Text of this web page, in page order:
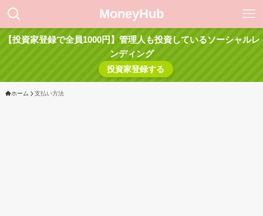
MoneyHub
【投資家登録で全員1000円】管理人も投資しているソーシャルレ
ンディング
投資家登録する
ホーム 支払い方法